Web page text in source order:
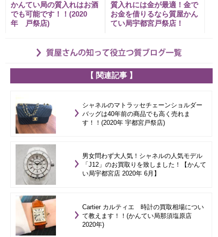
かんてい局の質入れはお酒
でも可能です！！(2020
年 戸祭店)
質入れには金が最適！金で
お金を借りるなら質屋かん
てい局宇都宮戸祭店！
【 関連記事 】
シャネルのマトラッセチェーンショルダー
バッグは40年前の商品でも高く売れま
す！！(2020年 宇都宮戸祭店)
男女問わず大人気！シャネルの人気モデル
「J12」のお買取りを致しました！【かんて
い局宇都宮店 2020年 6月】
Cartier カルティエ 時計の買取相場につい
て教えます！！(かんてい局那須塩原店
2020年)